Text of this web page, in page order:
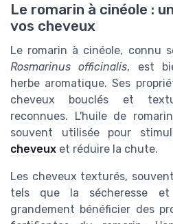
Le romarin à cinéole :
vos cheveux
Le romarin à cinéole, connu
Rosmarinus officinalis, est
herbe aromatique. Ses
cheveux bouclés et
reconnues. L'huile de
souvent utilisée pour
cheveux et réduire la chute.
Les cheveux texturés,
tels que la sécheresse
grandement bénéficier des